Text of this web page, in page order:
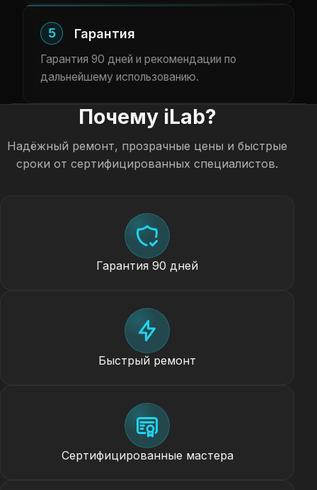
5 Гарантия
Гарантия 90 дней и рекомендации по
дальнейшему использованию.
Почему iLab?
Надёжный ремонт, прозрачные цены и быстрые
сроки от сертифицированных специалистов.
Гарантия 90 дней
Быстрый ремонт
Сертифицированные мастера